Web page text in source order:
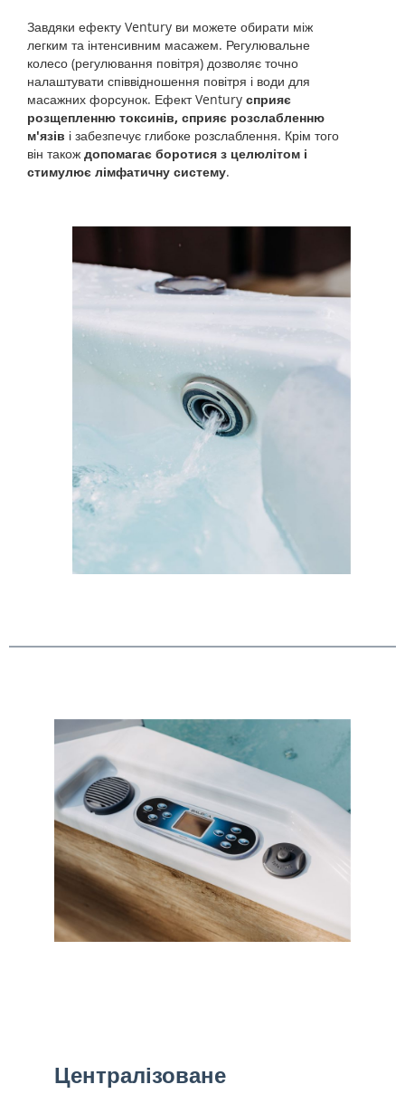
Завдяки ефекту Ventury ви можете обирати між
легким та інтенсивним масажем. Регулювальне
колесо (регулювання повітря) дозволяє точно
налаштувати співвідношення повітря і води для
масажних форсунок. Ефект Ventury сприяє
розщепленню токсинів, сприяє розслабленню
м'язів і забезпечує глибоке розслаблення. Крім того
він також допомагає боротися з целюлітом і
стимулює лімфатичну систему.
Централізоване